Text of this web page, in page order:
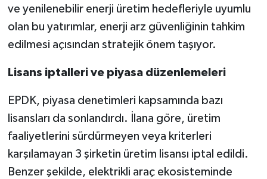
ve yenilenebilir enerji üretim hedefleriyle uyumlu
olan bu yatırımlar, enerji arz güvenliğinin tahkim
edilmesi açısından stratejik önem taşıyor.
Lisans iptalleri ve piyasa düzenlemeleri
EPDK, piyasa denetimleri kapsamında bazı
lisansları da sonlandırdı. İlana göre, üretim
faaliyetlerini sürdürmeyen veya kriterleri
karşılamayan 3 şirketin üretim lisansı iptal edildi.
Benzer şekilde, elektrikli araç ekosisteminde